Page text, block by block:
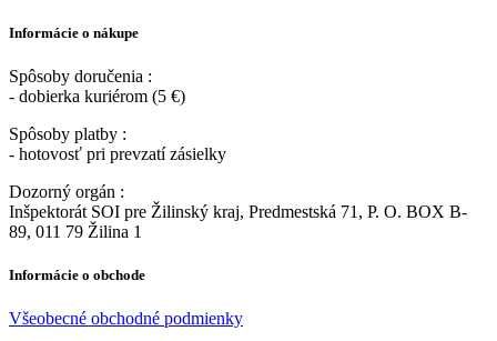
Informácie o nákupe
Spôsoby doručenia :
- dobierka kuriérom (5 €)
Spôsoby platby :
- hotovosť pri prevzatí zásielky
Dozorný orgán :
Inšpektorát SOI pre Žilinský kraj, Predmestská 71, P. O. BOX B-
89, 011 79 Žilina 1
Informácie o obchode
Všeobecné obchodné podmienky